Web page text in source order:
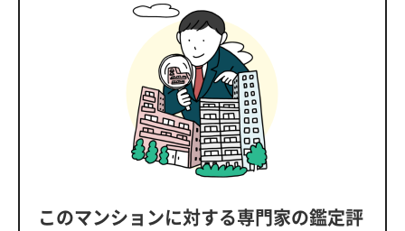
このマンションに対する専門家の鑑定評